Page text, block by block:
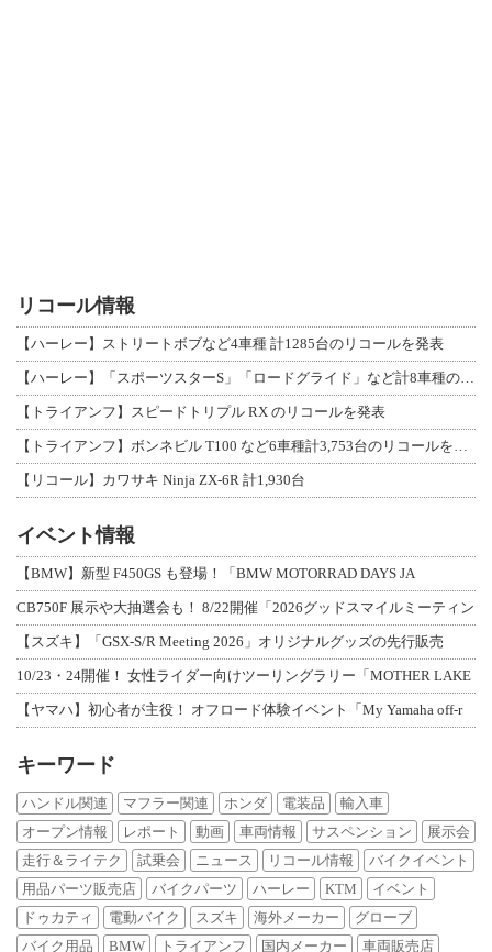
リコール情報
【ハーレー】ストリートボブなど4車種 計1285台のリコールを発表
【トライアンフ】スピードトリプル RX のリコールを発表
【リコール】カワサキ Ninja ZX-6R 計1,930台
イベント情報
【BMW】新型 F450GS も登場！「BMW MOTORRAD DAYS JA
CB750F 展示や大抽選会も！ 8/22開催「2026グッドスマイルミーティン
【スズキ】「GSX-S/R Meeting 2026」オリジナルグッズの先行販売
10/23・24開催！ 女性ライダー向けツーリングラリー「MOTHER LAKE
【ヤマハ】初心者が主役！ オフロード体験イベント「My Yamaha off-r
キーワード
ハンドル関連 マフラー関連 ホンダ 電装品
輸入車
オープン情報
レポート 動画 車両情報 サスペンション
展示会
走行＆ライテク
試乗会 ニュース リコール情報
バイクイベント
用品パーツ販売店
バイクパーツ ハーレー KTM
イベント
ドゥカティ
電動バイク スズキ 海外メーカー
グローブ
バイク用品
BMW トライアンフ 国内メーカー 車両販売店